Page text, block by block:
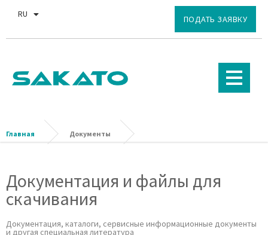
RU
EN ПОДАТЬ ЗАЯВКУ
Главная Документы
Документация и файлы для
скачивания
Документация, каталоги, сервисные информационные документы
и другая специальная литература